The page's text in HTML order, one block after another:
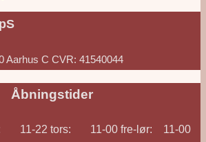
Aarhus C CVR: 41540044
Åbningstider
11-22 tors: 11-00 fre-lør: 11-00